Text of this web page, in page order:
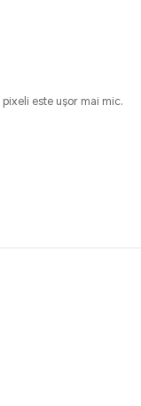
este ușor mai mic.